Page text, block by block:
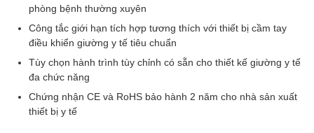
phòng bệnh thường xuyên
Công tắc giới hạn tích hợp tương thích với thiết bị cầm tay
điều khiển giường y tế tiêu chuẩn
Tùy chọn hành trình tùy chỉnh có sẵn cho thiết kế giường y tế
đa chức năng
Chứng nhận CE và RoHS bảo hành 2 năm cho nhà sản xuất
thiết bị y tế